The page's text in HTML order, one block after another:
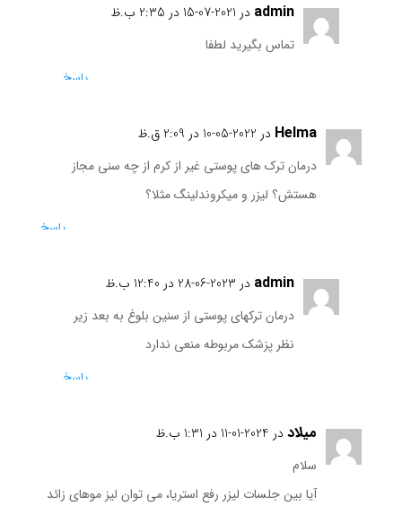
admin در 2021-07-15 در 2:35 ب.ظ
تماس بگیرید لطفا
پاسخ
Helma در 2022-05-10 در 2:09 ق.ظ
درمان ترک های پوستی غیر از کرم از چه سنی مجاز
هستش؟ لیزر و میکروندلینگ مثلا؟
پاسخ
admin در 2023-06-28 در 12:40 ب.ظ
درمان ترکهای پوستی از سنین بلوغ به بعد زیر
نظر پزشک مربوطه منعی ندارد
پاسخ
میلاد در 2024-01-11 در 1:31 ب.ظ
سلام
آیا بین جلسات لیزر رفع استریا، می توان لیز موهای زائد